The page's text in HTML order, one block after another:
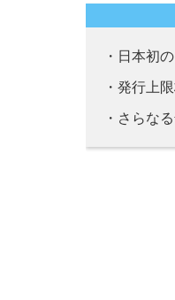
・日本初
・発行上
・さらな